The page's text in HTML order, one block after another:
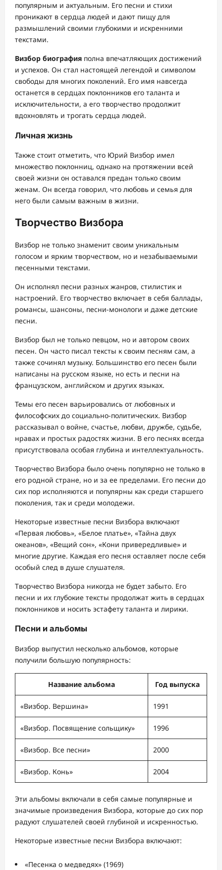
популярным и актуальным. Его песни и стихи
проникают в сердца людей и дают пищу для
размышлений своими глубокими и искренними
текстами.
Визбор биография полна впечатляющих достижений
и успехов. Он стал настоящей легендой и символом
свободы для многих поколений. Его имя навсегда
останется в сердцах поклонников его таланта и
исключительности, а его творчество продолжит
вдохновлять и трогать сердца людей.
Личная жизнь
Также стоит отметить, что Юрий Визбор имел
множество поклонниц, однако на протяжении всей
своей жизни он оставался предан только своим
женам. Он всегда говорил, что любовь и семья для
него были самым важным в жизни.
Творчество Визбора
Визбор не только знаменит своим уникальным
голосом и ярким творчеством, но и незабываемыми
песенными текстами.
Он исполнял песни разных жанров, стилистик и
настроений. Его творчество включает в себя баллады,
романсы, шансоны, песни-монологи и даже детские
песни.
Визбор был не только певцом, но и автором своих
песен. Он часто писал тексты к своим песням сам, а
также сочинял музыку. Большинство его песен были
написаны на русском языке, но есть и песни на
французском, английском и других языках.
Темы его песен варьировались от любовных и
философских до социально-политических. Визбор
рассказывал о войне, счастье, любви, дружбе, судьбе,
нравах и простых радостях жизни. В его песнях всегда
присутствовала особая глубина и интеллектуальность.
Творчество Визбора было очень популярно не только в
его родной стране, но и за ее пределами. Его песни до
сих пор исполняются и популярны как среди старшего
поколения, так и среди молодежи.
Некоторые известные песни Визбора включают
«Первая любовь», «Белое платье», «Тайна двух
океанов», «Вещий сон», «Кони привередливые» и
многие другие. Каждая его песня оставляет после себя
особый след в душе слушателя.
Творчество Визбора никогда не будет забыто. Его
песни и их глубокие тексты продолжат жить в сердцах
поклонников и носить эстафету таланта и лирики.
Песни и альбомы
Визбор выпустил несколько альбомов, которые
получили большую популярность:
Название альбома Год выпуска
«Визбор. Вершина» 1991
«Визбор. Посвящение сольщику» 1996
«Визбор. Все песни» 2000
«Визбор. Конь» 2004
Эти альбомы включали в себя самые популярные и
значимые произведения Визбора, которые до сих пор
радуют слушателей своей глубиной и искренностью.
Некоторые известные песни Визбора включают:
«Песенка о медведях» (1969)